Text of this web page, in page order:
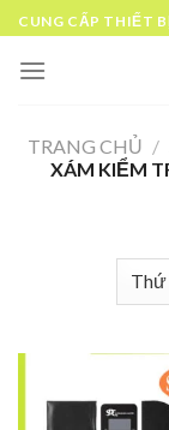
Skip
to
content
CUNG CẤP THIẾT
TRANG CHỦ /
XÁM KIỂM